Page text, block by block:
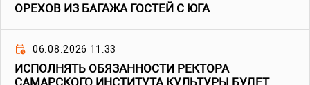
ОРЕХОВ ИЗ БАГАЖА ГОСТЕЙ С ЮГА
06.08.2026 11:33
ИСПОЛНЯТЬ ОБЯЗАННОСТИ РЕКТОРА